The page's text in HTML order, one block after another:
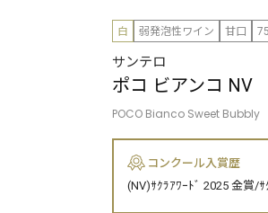
白 弱発泡性ワイン 甘口
サンテロ
ポコ ビアンコ NV
POCO Bianco Sweet Bubbly
コンクール入賞歴
(NV)ｻｸﾗｱﾜｰﾄﾞ 2025 金賞/